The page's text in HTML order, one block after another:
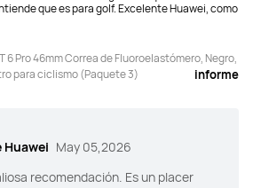
+ B1C
(E1 +
+ L5
Hasta 12 días con uso típico
L5 de doble
banda)/GLONASS/BeiDou (B1I + B1C
+ B2a de triple banda)/GALILEO (E1 +
E5a de doble banda)/QZSS (L1 + L5
que es para golf. Excelente Huawei, como
6 Pro 46mm Correa de Fluoroelastómero, Negro,
para ciclismo (Paquete 3)
informe
May 05,2026
recomendación. Es un placer